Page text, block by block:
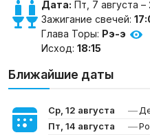
Дата: Пт, 7 августа –
Зажигание свечей:
Глава Торы: Рэ-э
Исход: 18:15
Ближайшие даты
Ср, 12 августа —
Пт, 14 августа
—